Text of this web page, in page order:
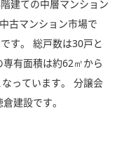
建ての中層マンション
古マンション市場で
す。 総戸数は30戸と
有面積は約62㎡から
っています。 分譲会
建設です。